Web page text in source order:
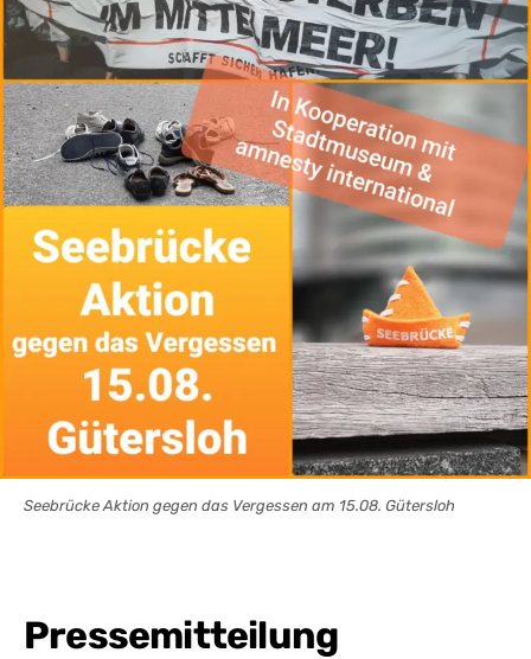
Seebrücke Aktion gegen das Vergessen am 15.08. Gütersloh
Pressemitteilung